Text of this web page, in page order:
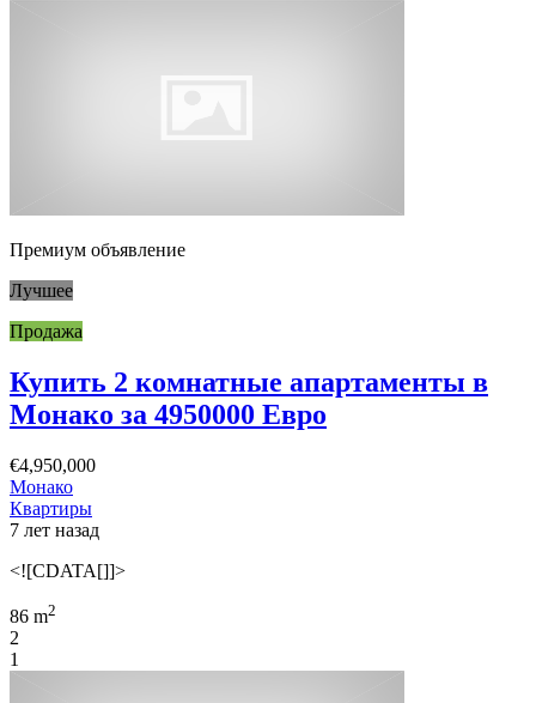
Премиум объявление
Лучшее
Продажа
Купить 2 комнатные апартаменты в
Монако за 4950000 Евро
€4,950,000
Монако
Квартиры
7 лет назад
<![CDATA[]]>
86 m2
2
1